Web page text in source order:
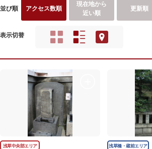
並び順 アクセス数順
現在地から
近い順
更新順
表示切替
浅草中央部エリア 浅草橋・蔵前エリア